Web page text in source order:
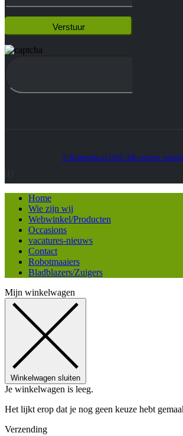
© Heatmedia.nl 2024. Alle rechten
Home
Wie zijn wij
Webwinkel/Producten
Occasions
vacatures-nieuws
Contact
Robotmaaiers
Bladblazers/Zuigers
Mijn winkelwagen
Winkelwagen sluiten
Je winkelwagen is leeg.
Het lijkt erop dat je nog geen keuze hebt
Verzending